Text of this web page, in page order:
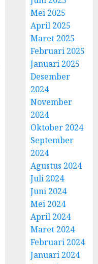
Mei 2025
April 2025
Maret 2025
Februari 2025
Januari 2025
Desember
2024
November
2024
Oktober 2024
September
2024
Agustus 2024
Juli 2024
Juni 2024
Mei 2024
April 2024
Maret 2024
Februari 2024
Januari 2024